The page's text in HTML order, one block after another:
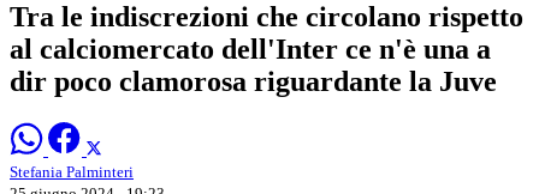
Tra le indiscrezioni che circolano rispetto
al calciomercato dell'Inter ce n'è una a
dir poco clamorosa riguardante la Juve
Stefania Palminteri